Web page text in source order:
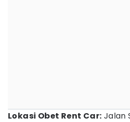
Lokasi Obet Rent Car: Jalan